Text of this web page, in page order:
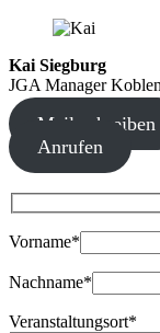
Kai Siegburg
JGA Manager
Mail schreiben
Anrufen
Bitte lasse dieses Feld
Vorname*
Nachname*
Veranstaltungsort*